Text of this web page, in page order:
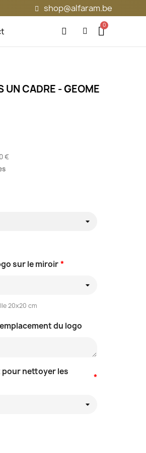
shop@alfaram.be
UN CADRE - GEOME
€
*
sur le miroir
20x20 cm
du logo
*
nettoyer les